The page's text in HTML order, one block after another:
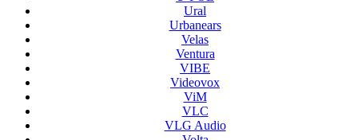
Ural
Urbanears
Velas
Ventura
VIBE
Videovox
ViM
VLC
VLG Audio